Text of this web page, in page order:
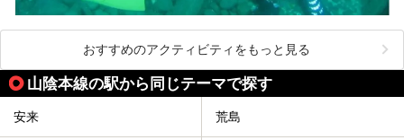
おすすめのアクティビティをもっと見る
山陰本線の駅から同じテーマで探す
安来 荒島